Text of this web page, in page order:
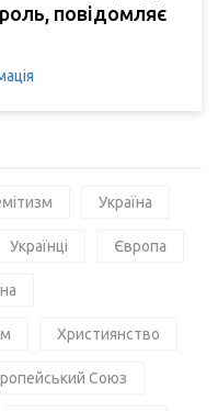
повідомляє
Україна
Українці Європа
Християнство
Союз